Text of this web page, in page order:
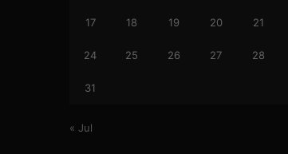
17 18 19 20 21
24 25 26 27 28
31
« Jul